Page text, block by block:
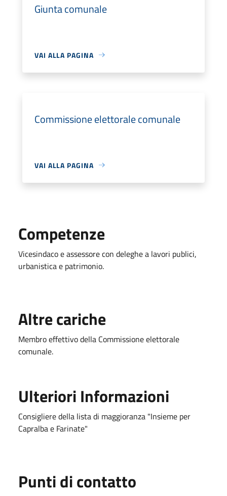
Giunta comunale
VAI ALLA PAGINA
Commissione elettorale comunale
VAI ALLA PAGINA
Competenze
Vicesindaco e assessore con deleghe a lavori publici,
urbanistica e patrimonio.
Altre cariche
Membro effettivo della Commissione elettorale
comunale.
Ulteriori Informazioni
Consigliere della lista di maggioranza "Insieme per
Capralba e Farinate"
Punti di contatto